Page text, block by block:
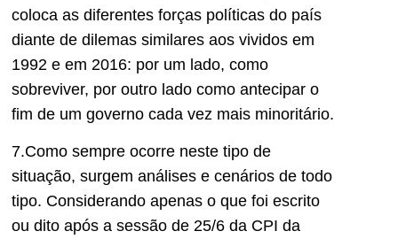
coloca as diferentes forças políticas do país
diante de dilemas similares aos vividos em
1992 e em 2016: por um lado, como
sobreviver, por outro lado como antecipar o
fim de um governo cada vez mais minoritário.
7.Como sempre ocorre neste tipo de
situação, surgem análises e cenários de todo
tipo. Considerando apenas o que foi escrito
ou dito após a sessão de 25/6 da CPI da